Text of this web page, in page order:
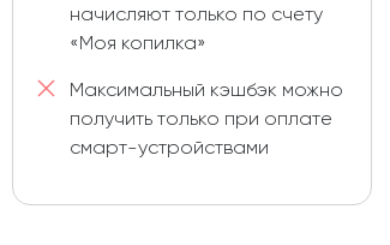
начисляют только по счету
«Моя копилка»
Максимальный кэшбэк можно
получить только при оплате
смарт-устройствами